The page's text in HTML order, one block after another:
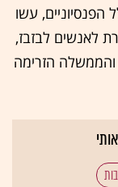
הפנסיוניים, עשו
לאנשים לבזבז,
הזרימה